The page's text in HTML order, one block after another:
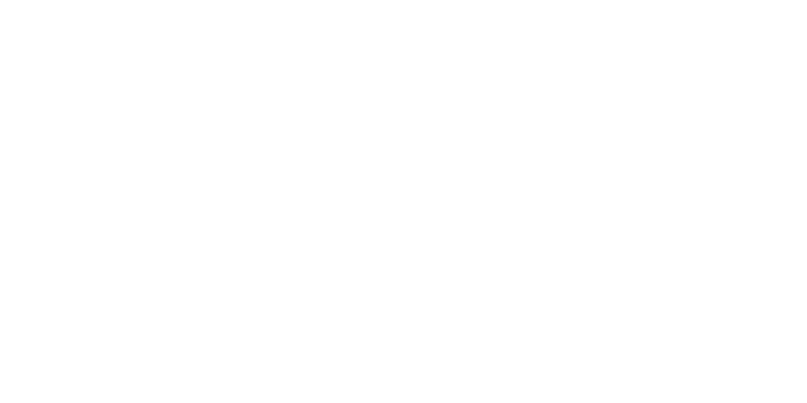
laguny (cca 3.500m2), terasa na slunění s lehátky, slunčníky a osuškami zdarma, 26 restaurací (př.moderní řecká, tradiční řecká,
(kotejl bary, kvárny...), minimarket. Nově postavená promenáda mezi hotely Porto Sani, Sani Dunes a Sani Asterias.
zdarma.